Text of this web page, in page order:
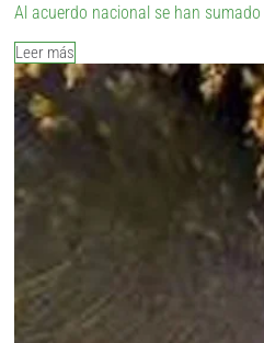
Al acuerdo nacional se han
Leer más